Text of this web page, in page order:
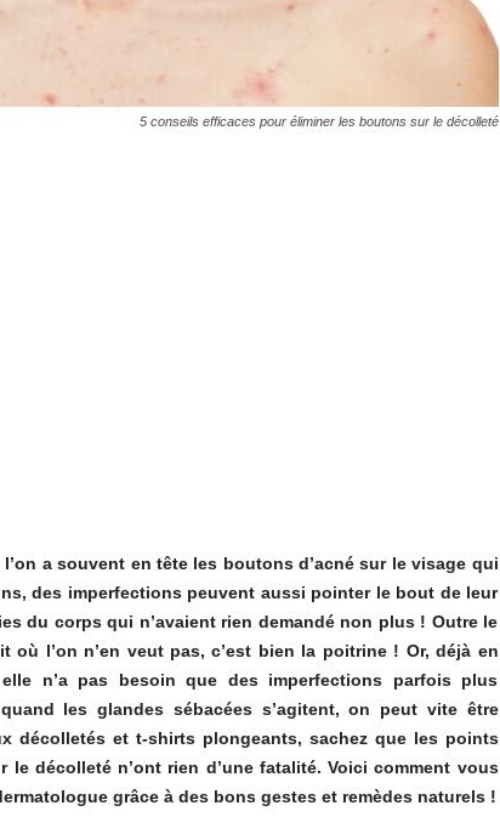
5 conseils efficaces pour éliminer les boutons sur le décolleté
a souvent en tête les boutons d’acné sur le visage qui
des imperfections peuvent aussi pointer le bout de leur
du corps qui n’avaient rien demandé non plus ! Outre le
où l’on n’en veut pas, c’est bien la poitrine ! Or, déjà en
n’a pas besoin que des imperfections parfois plus
les glandes sébacées s’agitent, on peut vite être
décolletés et t-shirts plongeants, sachez que les points
décolleté n’ont rien d’une fatalité. Voici comment vous
grâce à des bons gestes et remèdes naturels !